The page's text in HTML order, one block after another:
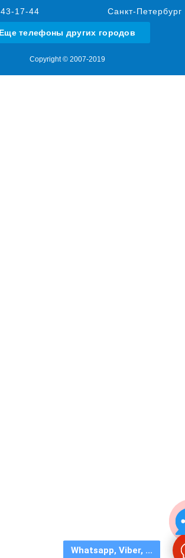
Whatsapp, Viber, ...
17-44 Санкт-Петербург
Еще телефоны других городов
Copyright © 2007-2019